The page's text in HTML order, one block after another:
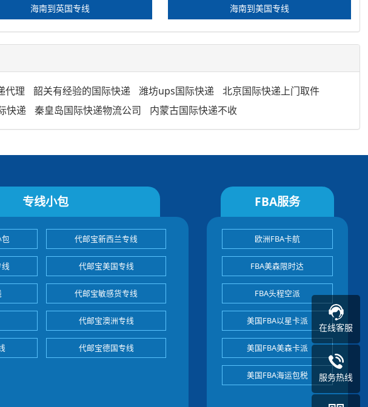
海南到英国专线 海南到美国专线
代理 韶关有经验的国际快递 潍坊ups国际快递
北京国际快递上门取件
快递 秦皇岛国际快递物流公司 内蒙古国际快递不收
专线小包
代邮宝新西兰专线
代邮宝美国专线
代邮宝敏感货专线
代邮宝澳洲专线
代邮宝德国专线
FBA服务
欧洲FBA卡航
FBA美森限时达
FBA头程空派
美国FBA以星卡派
美国FBA美森卡派
美国FBA海运包税
在线客服
服务热线